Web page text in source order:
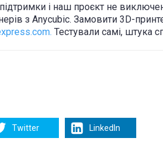
і наш проєкт не
з Anycubic. Замовити 3D-
Тестували самі, штука
Twitter LinkedIn